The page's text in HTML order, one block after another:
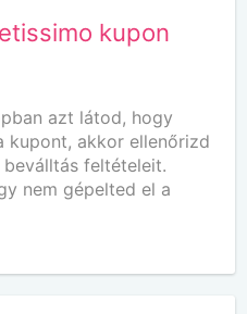
kupon
azt látod, hogy
kupont, akkor ellenőrizd
beválltás feltételeit.
nem gépelted el a